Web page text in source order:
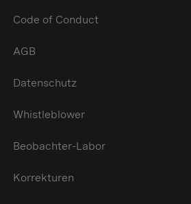
Code of Conduct
AGB
Datenschutz
Whistleblower
Beobachter-Labor
Korrekturen